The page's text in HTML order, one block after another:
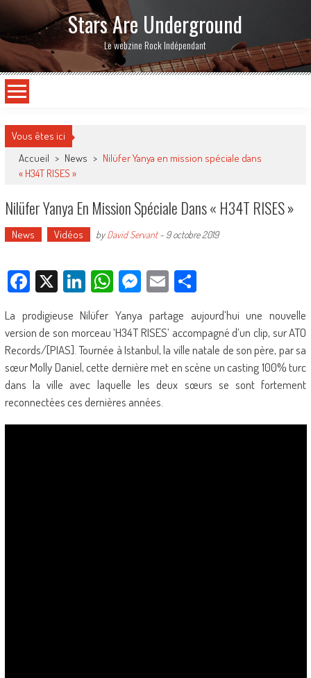
Stars Are Underground
Le webzine Rock Indépendant
Vous êtes ici
Accueil > News > Nilüfer Yanya en mission spéciale dans
« H34T RISES »
Nilüfer Yanya En Mission Spéciale Dans « H34T RISES »
News Vidéos byDavid Servant- 9 octobre 2019
Facebook
X LinkedIn
WhatsApp
Messenger
EmailPartager
La prodigieuse Nilüfer Yanya partage aujourd’hui une nouvelle
version de son morceau ‘H34T RISES’ accompagné d’un clip, sur ATO
Records/[PIAS]. Tournée à Istanbul, la ville natale de son père, par sa
sœur Molly Daniel, cette dernière met en scène un casting 100% turc
dans la ville avec laquelle les deux sœurs se sont fortement
reconnectées ces dernières années.